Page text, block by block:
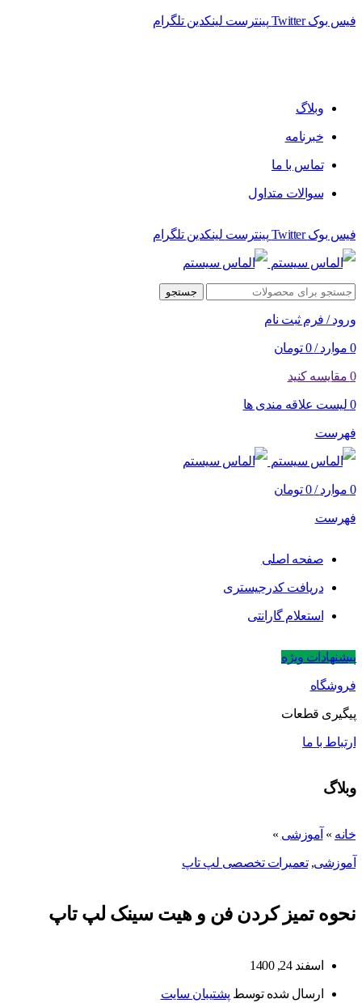
فیس بوک Twitter پینترست لینکدین تلگرام
وبلاگ
خبرنامه
تماس با ما
سوالات متداول
فیس بوک Twitter پینترست لینکدین تلگرام
جستجو
ورود / فرم ثبت نام
0 موارد /
0 تومان
0 مقایسه کنید
0 لیست علاقه مندی ها
فهرست
0 موارد /
0 تومان
فهرست
صفحه اصلی
دریافت کدرجیستری
استعلام گارانتی
پیشنهادات ویژه
فروشگاه
پیگیری قطعات
ارتباط با ما
وبلاگ
خانه » آموزشی »
آموزشی,تعمیرات تخصصی لپ تاپ
نحوه تمیز کردن فن و هیت سینک لپ تاپ
اسفند 24, 1400
ارسال شده توسط پشتیبان سایت